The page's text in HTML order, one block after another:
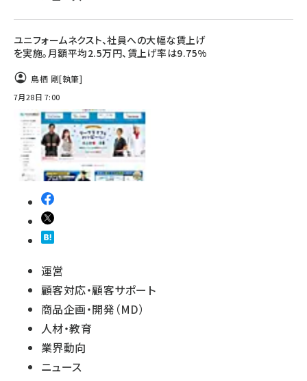
ユニフォームネクスト、社員への大幅な賃上げ
を実施。月額平均2.5万円、賃上げ率は9.75%
鳥栖 剛[執筆]
7月28日 7:00
運営
顧客対応・顧客サポート
商品企画・開発（MD）
人材・教育
業界動向
ニュース